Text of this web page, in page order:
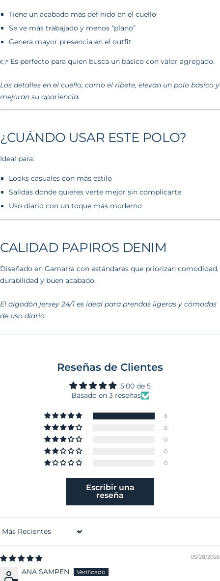
Tiene un acabado más definido en el cuello
Se ve más trabajado y menos “plano”
Genera mayor presencia en el outfit
👉 Es perfecto para quien busca un básico con valor agregado.
Los detalles en el cuello, como el ribete, elevan un polo básico y
mejoran su apariencia.
¿CUÁNDO USAR ESTE POLO?
Ideal para:
Looks casuales con más estilo
Salidas donde quieres verte mejor sin complicarte
Uso diario con un toque más moderno
CALIDAD PAPIROS DENIM
Diseñado en Gamarra con estándares que priorizan comodidad,
durabilidad y buen acabado.
El algodón jersey 24/1 es ideal para prendas ligeras y cómodas
de uso diario.
Reseñas de Clientes
5.00 de 5
Basado en 3 reseñas
3
0
0
0
0
Escribir una
reseña
Sort by
05/28/2026
ANA SAMPEN